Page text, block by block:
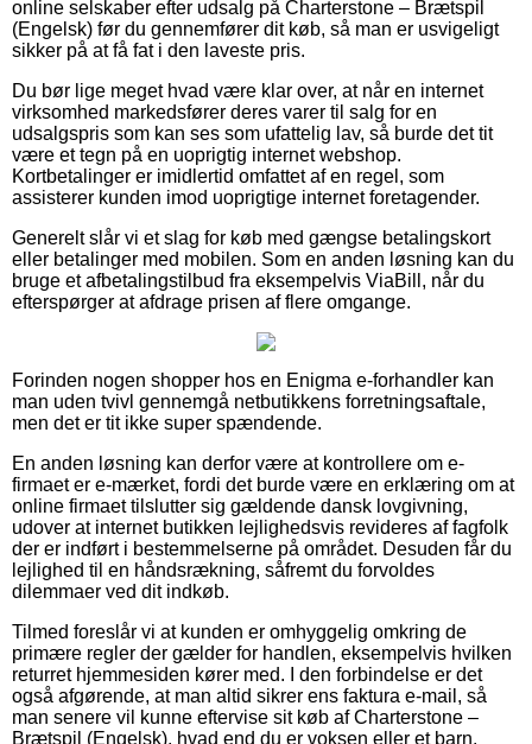
online selskaber efter udsalg på Charterstone – Brætspil
(Engelsk) før du gennemfører dit køb, så man er usvigeligt
sikker på at få fat i den laveste pris.
Du bør lige meget hvad være klar over, at når en internet
virksomhed markedsfører deres varer til salg for en
udsalgspris som kan ses som ufattelig lav, så burde det tit
være et tegn på en uoprigtig internet webshop.
Kortbetalinger er imidlertid omfattet af en regel, som
assisterer kunden imod uoprigtige internet foretagender.
Generelt slår vi et slag for køb med gængse betalingskort
eller betalinger med mobilen. Som en anden løsning kan du
bruge et afbetalingstilbud fra eksempelvis ViaBill, når du
efterspørger at afdrage prisen af flere omgange.
Forinden nogen shopper hos en Enigma e-forhandler kan
man uden tvivl gennemgå netbutikkens forretningsaftale,
men det er tit ikke super spændende.
En anden løsning kan derfor være at kontrollere om e-
firmaet er e-mærket, fordi det burde være en erklæring om at
online firmaet tilslutter sig gældende dansk lovgivning,
udover at internet butikken lejlighedsvis revideres af fagfolk
der er indført i bestemmelserne på området. Desuden får du
lejlighed til en håndsrækning, såfremt du forvoldes
dilemmaer ved dit indkøb.
Tilmed foreslår vi at kunden er omhyggelig omkring de
primære regler der gælder for handlen, eksempelvis hvilken
returret hjemmesiden kører med. I den forbindelse er det
også afgørende, at man altid sikrer ens faktura e-mail, så
man senere vil kunne eftervise sit køb af Charterstone –
Brætspil (Engelsk), hvad end du er voksen eller et barn.